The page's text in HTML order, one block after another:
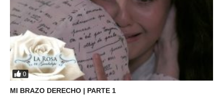
0
MI BRAZO DERECHO | PARTE 1